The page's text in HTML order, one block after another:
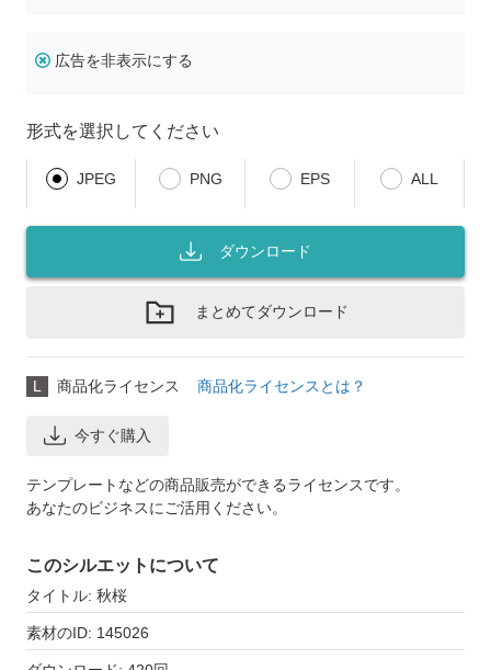
広告を非表示にする
形式を選択してください
JPEG PNG EPS ALL
ダウンロード
まとめてダウンロード
L 商品化ライセンス 商品化ライセンスとは？
今すぐ購入
テンプレートなどの商品販売ができるライセンスです。
あなたのビジネスにご活用ください。
このシルエットについて
タイトル: 秋桜
素材のID: 145026